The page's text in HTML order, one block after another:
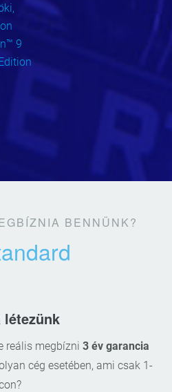
9
BENNÜNK?
létezünk
reális megbízni 3 év garancia
cég esetében, ami csak 1-